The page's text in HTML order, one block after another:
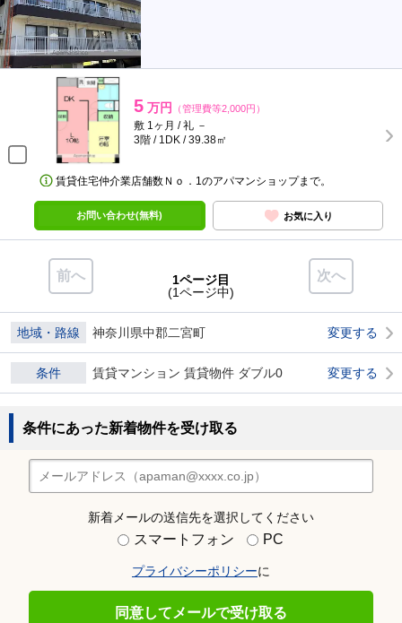
5 万円 （管理費等2,000円）
敷 1ヶ月 / 礼 －
3階 / 1DK / 39.38㎡
賃貸住宅仲介業店舗数Ｎｏ．1のアパマンショップまで。
お問い合わせ(無料) お気に入り
前へ 次へ
1ページ目
(1ページ中)
地域・路線 神奈川県中郡二宮町 変更する
条件 賃貸マンション 賃貸物件 ダブル0 変更する
条件にあった新着物件を受け取る
新着メールの送信先を選択してください
スマートフォン PC
プライバシーポリシーに
同意してメールで受け取る